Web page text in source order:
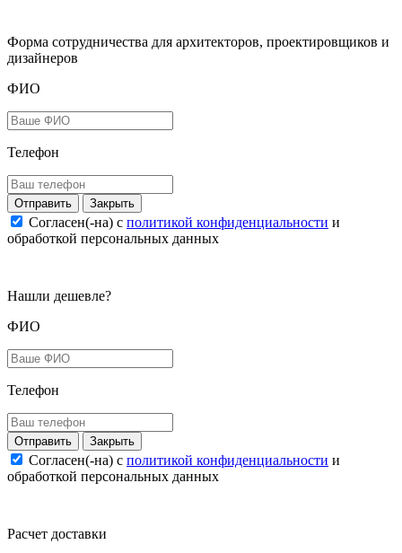
Форма сотрудничества для архитекторов, проектировщиков и
дизайнеров
ФИО
Телефон
Закрыть
Согласен(-на) c политикой конфиденциальности и
обработкой персональных данных
Нашли дешевле?
ФИО
Телефон
Закрыть
Согласен(-на) c политикой конфиденциальности и
обработкой персональных данных
Расчет доставки